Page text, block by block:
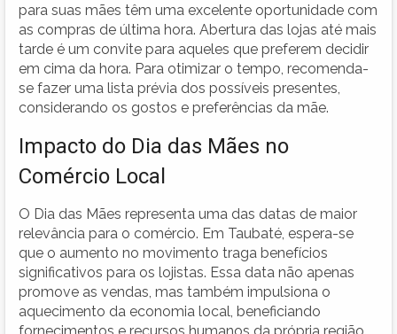
para suas mães têm uma excelente oportunidade com
as compras de última hora. Abertura das lojas até mais
tarde é um convite para aqueles que preferem decidir
em cima da hora. Para otimizar o tempo, recomenda-
se fazer uma lista prévia dos possíveis presentes,
considerando os gostos e preferências da mãe.
Impacto do Dia das Mães no
Comércio Local
O Dia das Mães representa uma das datas de maior
relevância para o comércio. Em Taubaté, espera-se
que o aumento no movimento traga benefícios
significativos para os lojistas. Essa data não apenas
promove as vendas, mas também impulsiona o
aquecimento da economia local, beneficiando
fornecimentos e recursos humanos da própria região.